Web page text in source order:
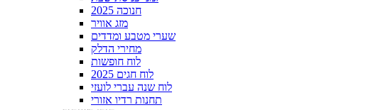
חנוכה 2025
מזג אוויר
שערי מטבע ומדדים
מחירי הדלק
לוח חופשות
לוח חגים 2025
לוח שנה עברי לועזי
תחנות רדיו אזורי